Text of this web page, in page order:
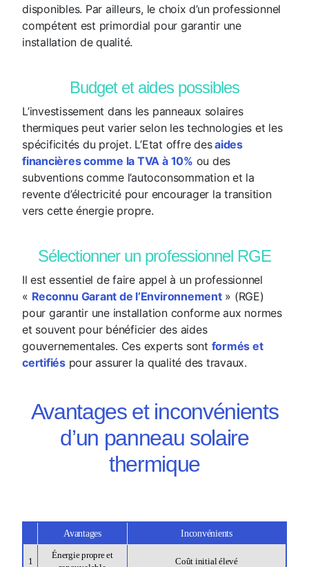
disponibles. Par ailleurs, le choix d’un professionnel
compétent est primordial pour garantir une
installation de qualité.
Budget et aides possibles
L’investissement dans les panneaux solaires
thermiques peut varier selon les technologies et les
spécificités du projet. L’Etat offre desaides
financières comme la TVA à 10% ou des
subventions comme l’autoconsommation et la
revente d’électricité pour encourager la transition
vers cette énergie propre.
Sélectionner un professionnel RGE
Il est essentiel de faire appel à un professionnel
« Reconnu Garant de l’Environnement» (RGE)
pour garantir une installation conforme aux normes
et souvent pour bénéficier des aides
gouvernementales. Ces experts sont formés et
certifiéspour assurer la qualité des travaux.
Avantages et inconvénients
d’un panneau solaire
thermique
Avantages Inconvénients
1
Énergie propre et
Coût initial élevé